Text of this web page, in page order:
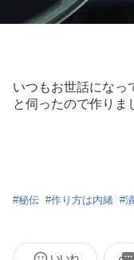
いつもお世話になっ
と伺ったので作りま
#秘伝 #作り方は内緒 #